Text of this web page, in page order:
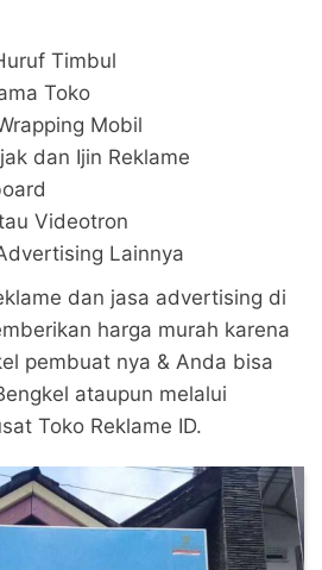
Timbul
Toko
Mobil
dan Ijin Reklame
Videotron
Lainnya
dan jasa advertising di
harga murah karena
pembuat nya & Anda bisa
ataupun melalui
Toko Reklame ID.